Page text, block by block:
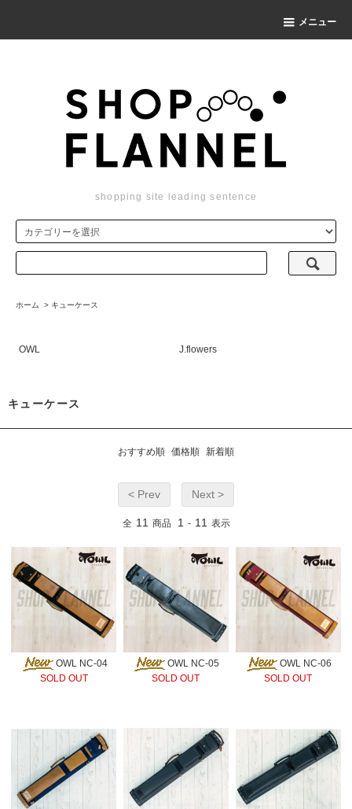
メニュー
shopping site leading sentence
ホーム > キューケース
OWL J.flowers
キューケース
おすすめ順 価格順 新着順
< Prev Next >
全 11 商品 1 - 11 表示
OWL NC-04
SOLD OUT
OWL NC-05
SOLD OUT
OWL NC-06
SOLD OUT